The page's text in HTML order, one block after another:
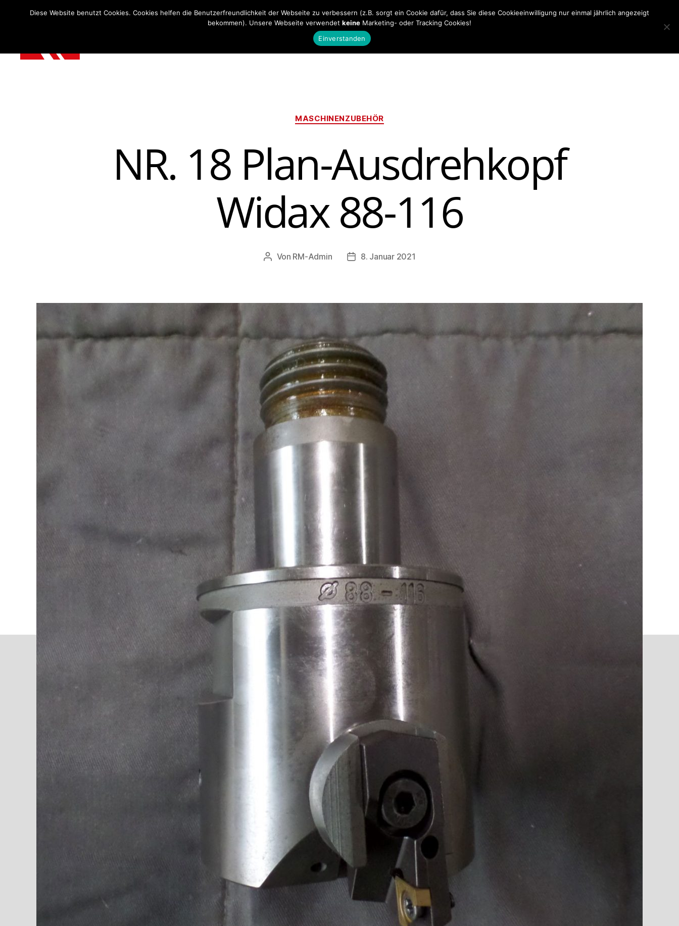
Startseite Maschinen
Kategorien
MASCHINENZUBEHÖR
NR. 18 Plan-Ausdrehkopf
Widax 88-116
Beitragsautor
Von RM-Admin Veröffentlichungsdatum
8. Januar 2021
Diese Website benutzt Cookies. Cookies helfen die Benutzerfreundlichkeit der Webseite zu verbessern (z.B. sorgt ein Cookie dafür, dass Sie diese Cookieeinwilligung nur einmal jährlich angezeigt
bekommen). Unsere Webseite verwendet keine Marketing- oder Tracking Cookies!
Einverstanden